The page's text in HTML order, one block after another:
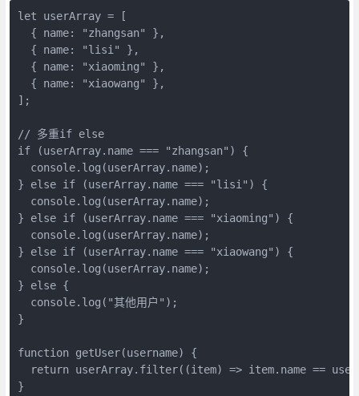
let userArray = [
  { name: "zhangsan" },
  { name: "lisi" },
  { name: "xiaoming" },
  { name: "xiaowang" },
];
// 多重if else
if (userArray.name === "zhangsan") {
  console.log(userArray.name);
} else if (userArray.name === "lisi") {
  console.log(userArray.name);
} else if (userArray.name === "xiaoming") {
  console.log(userArray.name);
} else if (userArray.name === "xiaowang") {
  console.log(userArray.name);
} else {
  console.log("其他用户");
}
function getUser(username) {
return userArray.filter((item) => item.name ==
}